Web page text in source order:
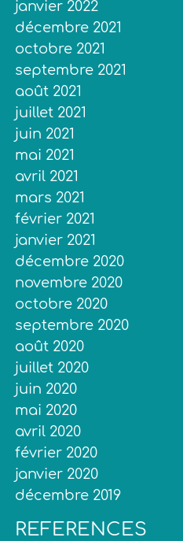
janvier 2022
décembre 2021
octobre 2021
septembre 2021
août 2021
juillet 2021
juin 2021
mai 2021
avril 2021
mars 2021
février 2021
janvier 2021
décembre 2020
novembre 2020
octobre 2020
septembre 2020
août 2020
juillet 2020
juin 2020
mai 2020
avril 2020
février 2020
janvier 2020
décembre 2019
REFERENCES